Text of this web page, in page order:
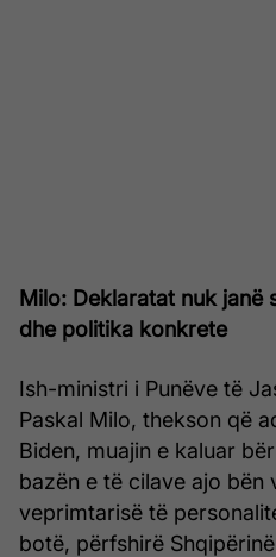
Milo: Deklaratat nuk
dhe politika konkrete
Ish-ministri i Punëve të
Paskal Milo, thekson që
Biden, muajin e kaluar
bazën e të cilave ajo bën
veprimtarisë të
botë, përfshirë